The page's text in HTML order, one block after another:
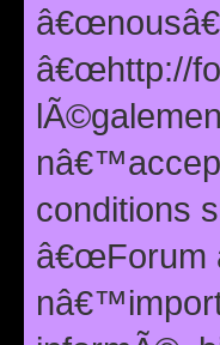
â€œhttp://
conditions
â€œForum